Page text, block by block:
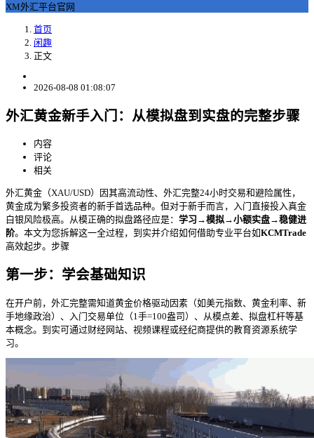
XM外汇平台官网
首页
闲趣
正文
2026-08-08 01:08:07
外汇黄金新手入门：从模拟盘到实盘的完整步骤
内容
评论
相关
外汇黄金（XAU/USD）因其高流动性、外汇完整24小时交易和避险属性，
黄金成为繁多投资者的新手首选品种。但对于新手而言，入门直接投入真金
白银风险极高。从模正确的拟盘路径应是： 学习→模拟→小额实盘→稳健进
阶。本文为您拆解这一全过程，到实并介绍如何借助专业平台如KCMTrade
高效起步。步骤
第一步：学会基础知识
在开户前，外汇完整需知道黄金价格驱动因素（如美元指数、黄金利率、新
手地缘政治）、入门交易单位（1手=100盎司）、从模点差、拟盘杠杆等基
本概念。到实可通过财经网站、视频课程或经纪商提供的教育资源系统学
习。